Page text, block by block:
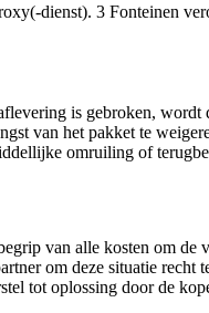
dienst). 3 Fonteinen
is gebroken,
van het pakket te
omruiling of
van alle kosten om de
om deze situatie recht
tot oplossing door de